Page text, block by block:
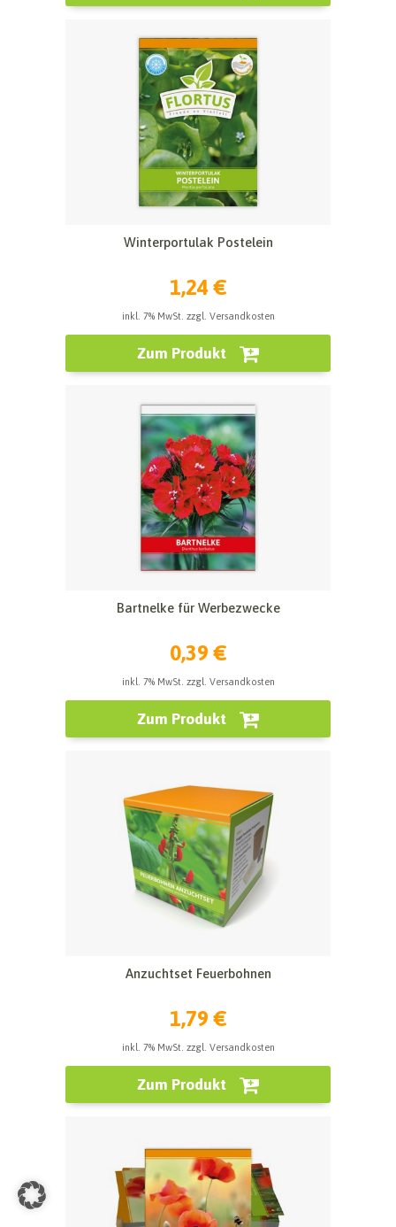
Winterportulak Postelein
1,24 €
inkl. 7% MwSt. zzgl. Versandkosten
Zum Produkt
Bartnelke für Werbezwecke
0,39 €
inkl. 7% MwSt. zzgl. Versandkosten
Zum Produkt
Anzuchtset Feuerbohnen
1,79 €
inkl. 7% MwSt. zzgl. Versandkosten
Zum Produkt